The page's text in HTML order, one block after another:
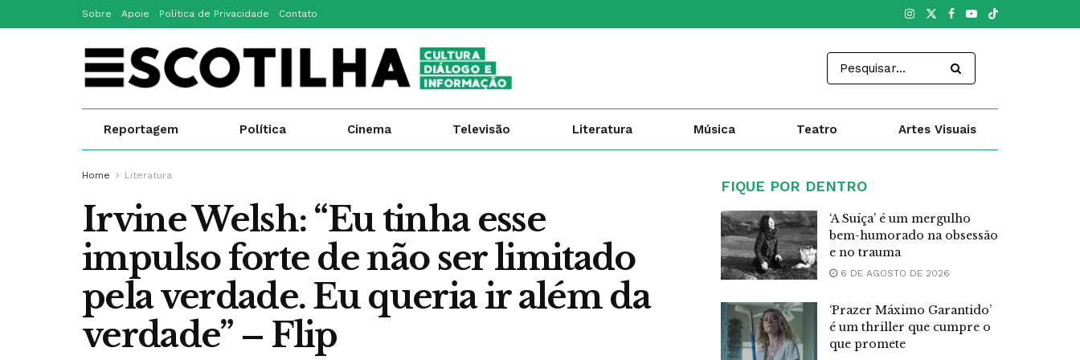
Sobre Apoie Política de Privacidade Contato
Reportagem Política Cinema Televisão Literatura Música Teatro Artes Visuais
Home Literatura
Irvine Welsh: “Eu tinha esse
impulso forte de não ser limitado
pela verdade. Eu queria ir além da
verdade” – Flip
FIQUE POR DENTRO
‘A Suíça’ é um mergulho
bem-humorado na obsessão
e no trauma
6 DE AGOSTO DE 2026
‘Prazer Máximo Garantido’
é um thriller que cumpre o
que promete